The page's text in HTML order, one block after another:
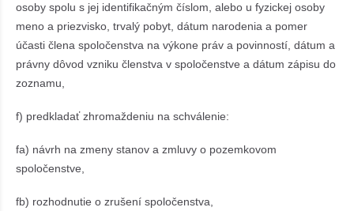
osoby spolu s jej identifikačným číslom, alebo u fyzickej osoby
meno a priezvisko, trvalý pobyt, dátum narodenia a pomer
účasti člena spoločenstva na výkone práv a povinností, dátum a
právny dôvod vzniku členstva v spoločenstve a dátum zápisu do
zoznamu,
f) predkladať zhromaždeniu na schválenie:
fa) návrh na zmeny stanov a zmluvy o pozemkovom
spoločenstve,
fb) rozhodnutie o zrušení spoločenstva,